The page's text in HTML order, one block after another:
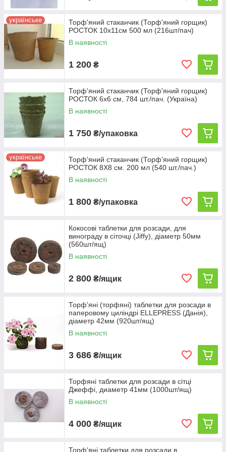
Діаметр
таблеток,
мм
Кількість в
• насипом
3000
600
українське
Торф'яний стаканчик (Торф'яний горщик)
РОСТОК 10х11см 500 мл (216шт/пач)
В наявності
1 200 ₴
Торф'яний стаканчик (Торф'яний горщик)
РОСТОК 6х6 см, 784 шт./пач. (Україна)
В наявності
1 750 ₴/упаковка
українське
Торф'яний стаканчик (Торф'яний горщик)
РОСТОК 8Х8 см. 200 мл (540 шт./пач.)
В наявності
1 800 ₴/упаковка
Кокосові таблетки для розсади, для
винограду в сіточці (Jiffy), діаметр 50мм
(560шт/ящ)
В наявності
2 800 ₴/ящик
Торф'яні (торфяні) таблетки для розсади в
паперовому циліндрі ELLEPRESS (Данія),
діаметр 42мм (920шт/ящ)
В наявності
3 686 ₴/ящик
Торфяні таблетки для розсади в сітці
Джеффі, диаметр 41мм (1000шт/ящ)
В наявності
4 000 ₴/ящик
Торф'яні таблетки для розсади в